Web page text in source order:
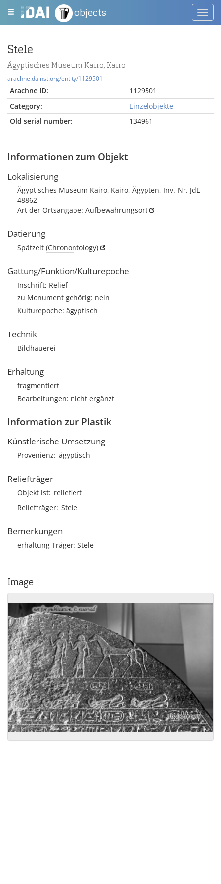
objects
Stele
Ägyptisches Museum Kairo, Kairo
arachne.dainst.org/entity/1129501
Arachne ID:
1129501
Category:
Einzelobjekte
Old serial number:
134961
Informationen zum Objekt
Lokalisierung
Ägyptisches Museum Kairo, Kairo, Ägypten, Inv.-Nr. JdE
48862
Art der Ortsangabe: Aufbewahrungsort
Datierung
Spätzeit (Chronontology)
Gattung/Funktion/Kulturepoche
Inschrift; Relief
zu Monument gehörig: nein
Kulturepoche: ägyptisch
Technik
Bildhauerei
Erhaltung
fragmentiert
Bearbeitungen: nicht ergänzt
Information zur Plastik
Künstlerische Umsetzung
Provenienz ägyptisch
Reliefträger
Objekt ist reliefiert
Reliefträger Stele
Bemerkungen
erhaltung Träger: Stele
Image